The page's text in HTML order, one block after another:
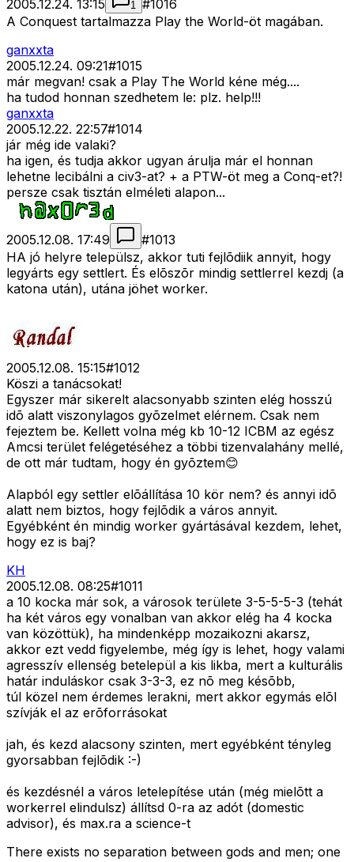
2005.12.24. 13:15 1 #1016
A Conquest tartalmazza Play the World-öt magában.
ganxxta
2005.12.24. 09:21#1015
már megvan! csak a Play The World kéne még....
ha tudod honnan szedhetem le: plz. help!!!
ganxxta
2005.12.22. 22:57#1014
jár még ide valaki?
ha igen, és tudja akkor ugyan árulja már el honnan
lehetne lecibálni a civ3-at? + a PTW-öt meg a Conq-et?!
persze csak tisztán elméleti alapon...
2005.12.08. 17:49 #1013
HA jó helyre települsz, akkor tuti fejlõdiik annyit, hogy
legyárts egy settlert. És elõszõr mindig settlerrel kezdj (a
katona után), utána jöhet worker.
2005.12.08. 15:15#1012
Köszi a tanácsokat!
Egyszer már sikerelt alacsonyabb szinten elég hosszú
idõ alatt viszonylagos gyõzelmet elérnem. Csak nem
fejeztem be. Kellett volna még kb 10-12 ICBM az egész
Amcsi terület felégetéséhez a többi tizenvalahány mellé,
de ott már tudtam, hogy én gyõztem😊
Alapból egy settler elõállítása 10 kör nem? és annyi idõ
alatt nem biztos, hogy fejlõdik a város annyit.
Egyébként én mindig worker gyártásával kezdem, lehet,
hogy ez is baj?
KH
2005.12.08. 08:25#1011
a 10 kocka már sok, a városok területe 3-5-5-5-3 (tehát
ha két város egy vonalban van akkor elég ha 4 kocka
van közöttük), ha mindenképp mozaikozni akarsz,
akkor ezt vedd figyelembe, még így is lehet, hogy valami
agresszív ellenség betelepül a kis likba, mert a kulturális
határ induláskor csak 3-3-3, ez nõ meg késõbb,
túl közel nem érdemes lerakni, mert akkor egymás elõl
szívják el az erõforrásokat
jah, és kezd alacsony szinten, mert egyébként tényleg
gyorsabban fejlõdik :-)
és kezdésnél a város letelepítése után (még mielõtt a
workerrel elindulsz) állítsd 0-ra az adót (domestic
advisor), és max.ra a science-t
There exists no separation between gods and men; one